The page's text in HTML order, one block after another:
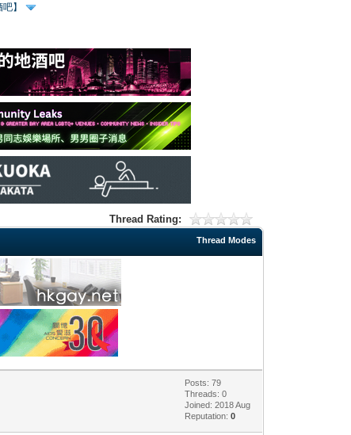
】
Thread Rating:
Thread Modes
Posts: 79
Threads: 0
Joined: 2018 Aug
Reputation:0